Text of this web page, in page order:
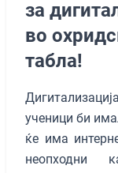
за
во
табла!
ученици би
ќе има
неопходни